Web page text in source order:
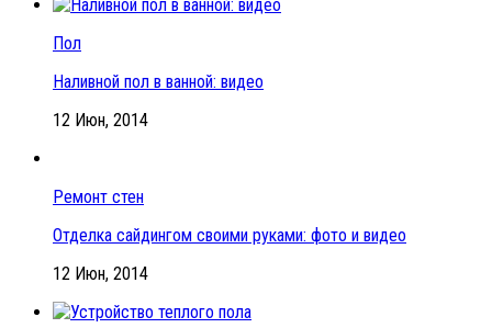
Пол
Наливной пол в ванной: видео
12 Июн, 2014
Ремонт стен
Отделка сайдингом своими руками: фото и видео
12 Июн, 2014